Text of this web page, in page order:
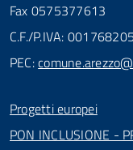
Fax 0575377613
C.F./P.IVA:
PEC:
Progetti europei
PON INCLUSIONE -